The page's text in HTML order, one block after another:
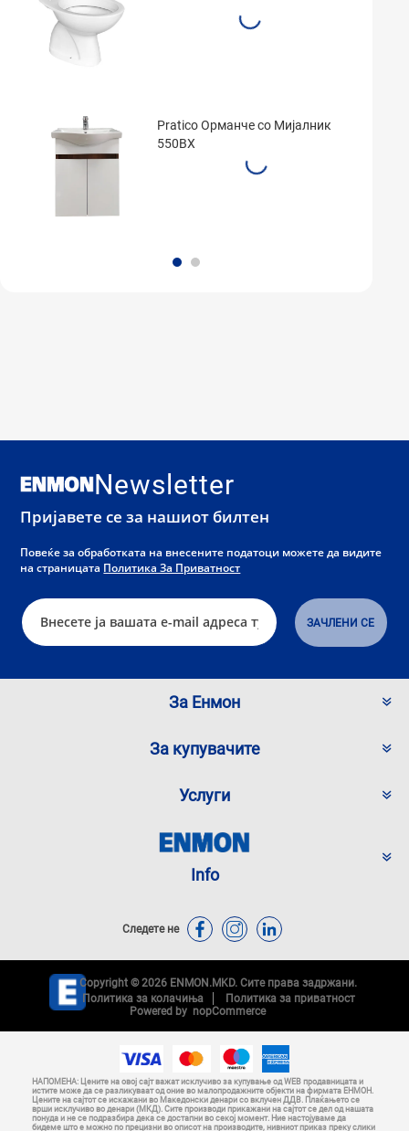
Pratico Орманче cо Мијалник
550BX
Newsletter
Пријавете се за нашиот билтен
Повеќе за обработката на внесените податоци можете да видите
на страницата Политика За Приватност
За Енмон
За купувачите
Услуги
Info
Следете не
Copyright © 2026 ENMON.MKD. Сите права задржани.
Политика за колачиња
Политика за приватност
Powered by nopCommerce
НАПОМЕНА: Цените на овој сајт важат исклучиво за купување од WEB продавницата и
истите може да се разликуваат од оние во малопродажните објекти на фирмата ЕНМОН.
Цените на сајтот се искажани во Македонски денари со вклучен ДДВ. Плаќањето се
врши исклучиво во денари (МКД). Сите производи прикажани на сајтот се дел од нашата
понуда и не се подразбира дека се достапни во секој момент. Ние настојуваме да
бидеме што е можно по прецизни во описот на производите, нивниот приказ преку слики